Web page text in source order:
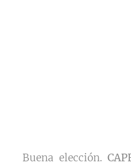
Buena elección.